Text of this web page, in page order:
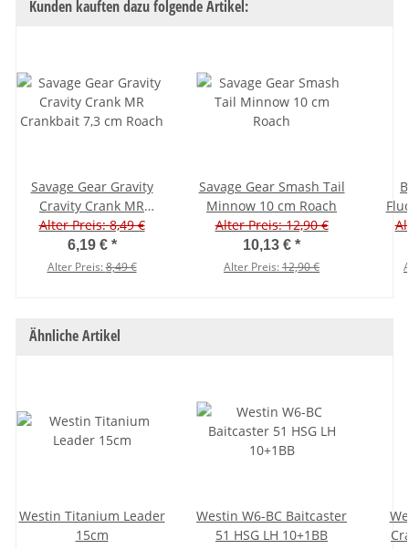
Kunden kauften dazu folgende Artikel:
Savage Gear Gravity
Cravity Crank MR
Crankbait 7,3 cm Roach
Alter Preis: 8,49 €
6,19 € *
Alter Preis:8,49 €
Savage Gear Smash Tail
Minnow 10 cm Roach
Alter Preis: 12,90 €
10,13 € *
Alter Preis:12,90 €
Ähnliche Artikel
Westin Titanium Leader
15cm
Westin W6-BC Baitcaster
51 HSG LH 10+1BB